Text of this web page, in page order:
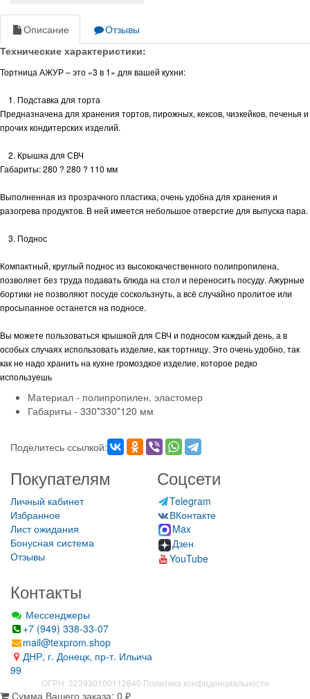
Описание
Отзывы
Технические характеристики:
Тортница АЖУР – это «3 в 1» для вашей кухни:
1. Подставка для торта
Предназначена для хранения тортов, пирожных, кексов, чизкейков, печенья и
прочих кондитерских изделий.
2. Крышка для СВЧ
Габариты: 280 ? 280 ? 110 мм
Выполненная из прозрачного пластика, очень удобна для хранения и
разогрева продуктов. В ней имеется небольшое отверстие для выпуска пара.
3. Поднос
Компактный, круглый поднос из высококачественного полипропилена,
позволяет без труда подавать блюда на стол и переносить посуду. Ажурные
бортики не позволяют посуде соскользнуть, а всё случайно пролитое или
просыпанное останется на подносе.
Вы можете пользоваться крышкой для СВЧ и подносом каждый день, а в
особых случаях использовать изделие, как тортницу. Это очень удобно, так
как не надо хранить на кухне громоздкое изделие, которое редко
используешь
Материал - полипропилен, эластомер
Габариты - 330*330*120 мм
Поделитесь ссылкой:
Покупателям
Личный кабинет
Избранное
Лист ожидания
Бонусная система
Отзывы
Соцсети
Telegram
ВКонтакте
Max
Дзен
YouTube
Контакты
Мессенджеры
+7 (949) 338-33-07
mail@texprom.shop
ДНР, г. Донецк, пр-т. Ильича
99
ОГРН: 323930100112840 Политика конфиденциальности
Сумма Вашего заказа: 0 ₽